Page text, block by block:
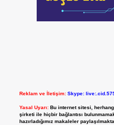
Reklam ve İletişim: Skype:
Yasal Uyarı: Bu internet sitesi,
şirketi ile hiçbir bağlantısı
hazırladığımız makaleler